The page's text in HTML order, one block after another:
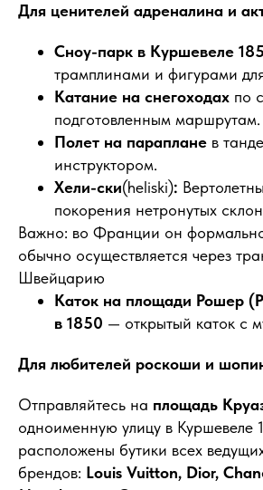
Для ценителей адреналина и
Сноу-парк в Куршевеле
трамплинами и фигурами
Катание на снегоходах по
подготовленным маршрутам.
Полет на параплане в
инструктором.
Хели-ски(heliski):
покорения нетронутых
Важно: во Франции он
обычно осуществляется через
Швейцарию
Каток на площади Рошер
в 1850 — открытый каток с
Для любителей роскоши и
Отправляйтесь на площадь
одноименную улицу в Куршевеле
расположены бутики всех
брендов: Louis Vuitton, Dior,